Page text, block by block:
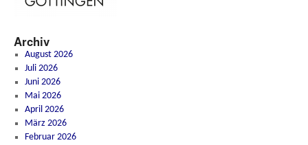
Archiv
August 2026
Juli 2026
Juni 2026
Mai 2026
April 2026
März 2026
Februar 2026